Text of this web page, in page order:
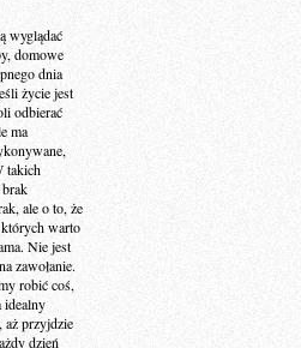
wyglądać
domowe
dnia
życie jest
odbierać
ma
takich
ale o to, że
warto
Nie jest
zawołanie.
robić coś,
idealny
aż przyjdzie
dzień